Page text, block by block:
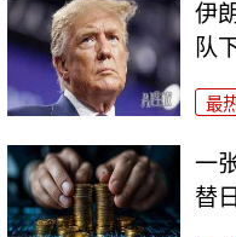
伊
队
最
一
替